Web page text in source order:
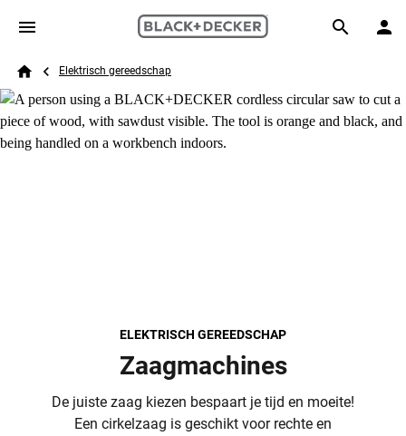
Skip to main content
Search
Breadcrumb
Elektrisch gereedschap
ELEKTRISCH GEREEDSCHAP
Zaagmachines
De juiste zaag kiezen bespaart je tijd en moeite!
Een cirkelzaag is geschikt voor rechte en